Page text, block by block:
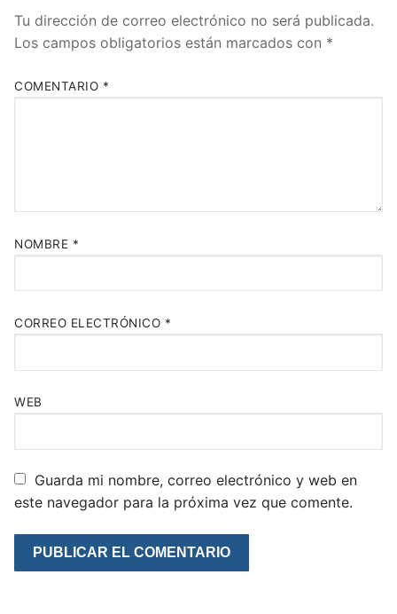
Tu dirección de correo electrónico no será publicada.
Los campos obligatorios están marcados con *
COMENTARIO *
NOMBRE *
CORREO ELECTRÓNICO *
WEB
Guarda mi nombre, correo electrónico y web en
este navegador para la próxima vez que comente.